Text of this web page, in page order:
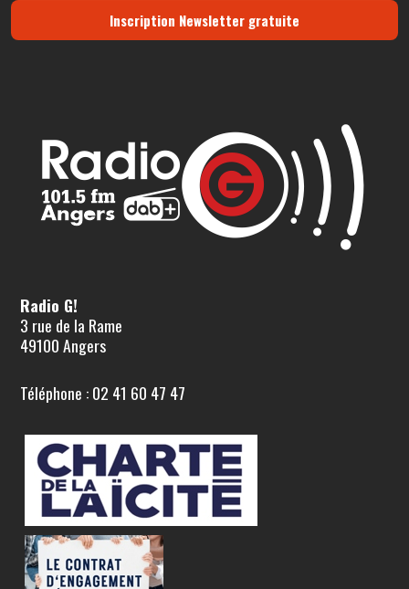
Inscription Newsletter gratuite
Radio G!
3 rue de la Rame
49100 Angers
Téléphone : 02 41 60 47 47